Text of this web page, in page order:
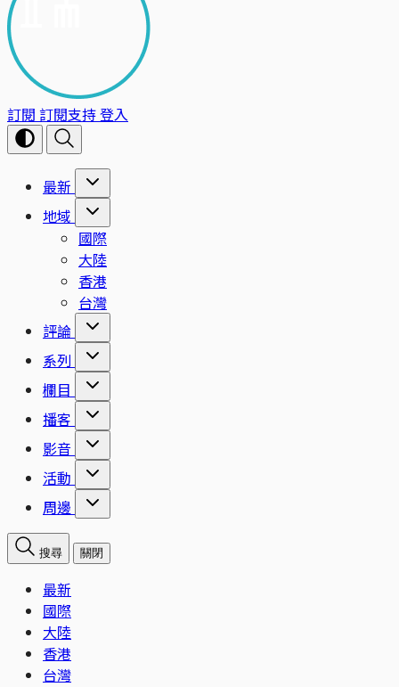
訂閱 訂閱支持登入
最新
地域
國際
大陸
香港
台灣
評論
系列
欄目
播客
影音
活動
周邊
搜尋 關閉
最新
國際
大陸
香港
台灣